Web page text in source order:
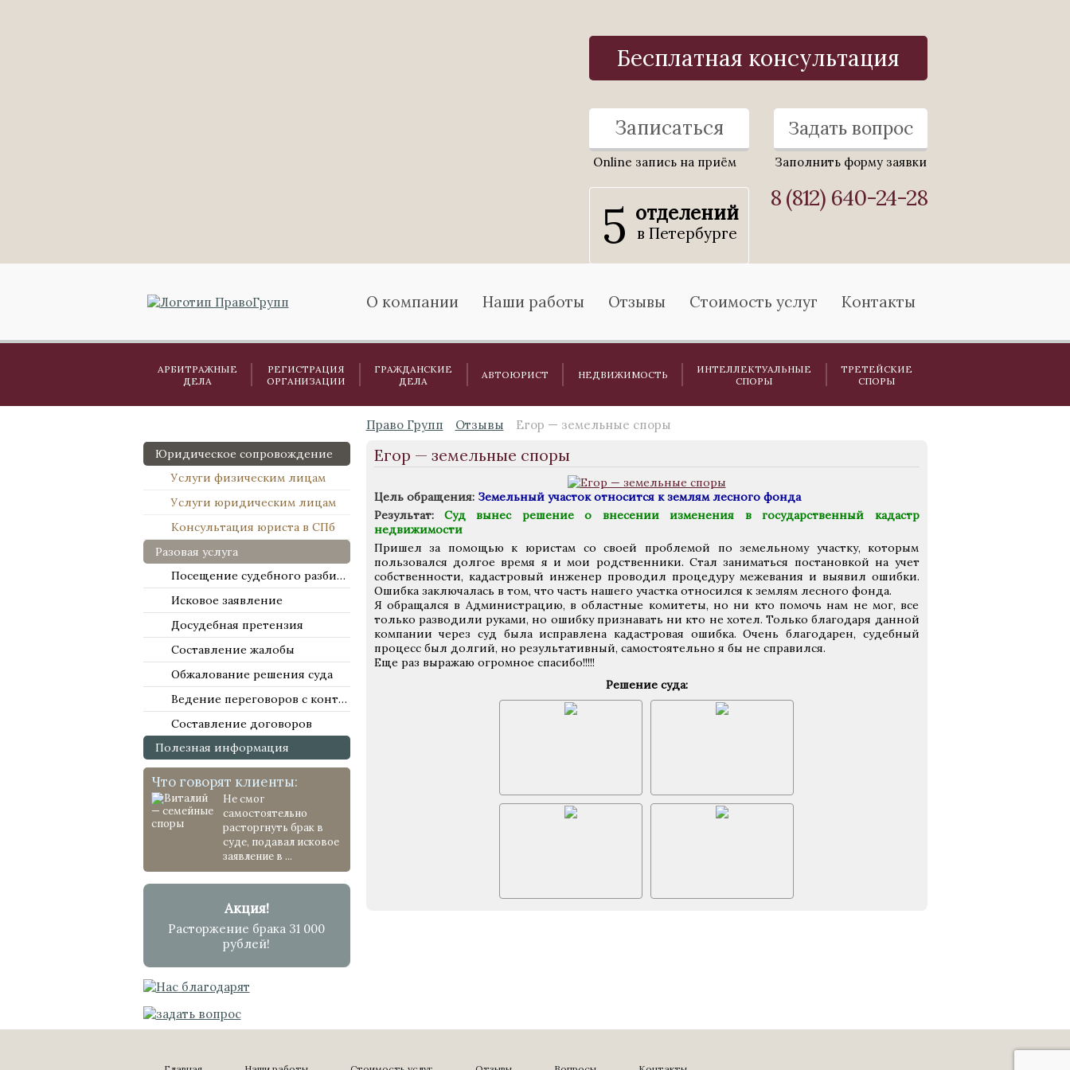
Бесплатная консультация
Записаться
Online запись на приём
Задать вопрос
Заполнить форму заявки
5 отделений
в Петербурге
8 (812) 640-24-28
О компании Наши работы Отзывы Стоимость услуг Контакты
АРБИТРАЖНЫЕ
ДЕЛА
РЕГИСТРАЦИЯ
ОРГАНИЗАЦИИ
ГРАЖДАНСКИЕ
ДЕЛА
АВТОЮРИСТ НЕДВИЖИМОСТЬ
ИНТЕЛЛЕКТУАЛЬНЫЕ
СПОРЫ
ТРЕТЕЙСКИЕ
СПОРЫ
Юридическое сопровождение
Услуги физическим лицам
Услуги юридическим лицам
Консультация юриста в СПб
Разовая услуга
Посещение судебного разбирательства
Исковое заявление
Досудебная претензия
Составление жалобы
Обжалование решения суда
Ведение переговоров с контрагентами
Составление договоров
Полезная информация
Что говорят клиенты:
Не смог
самостоятельно
расторгнуть брак в
суде, подавал исковое
заявление в ...
Акция!
Расторжение брака 31 000
рублей!
Право Групп Отзывы Егор — земельные споры
Егор — земельные споры
Цель обращения:Земельный участок относится к землям лесного фонда
Результат:Суд вынес решение о внесении изменения в государственный кадастр
недвижимости
Пришел за помощью к юристам со своей проблемой по земельному участку, которым
пользовался долгое время я и мои родственники. Стал заниматься постановкой на учет
собственности, кадастровый инженер проводил процедуру межевания и выявил ошибки.
Ошибка заключалась в том, что часть нашего участка относился к землям лесного фонда.
Я обращался в Администрацию, в областные комитеты, но ни кто помочь нам не мог, все
только разводили руками, но ошибку признавать ни кто не хотел. Только благодаря данной
компании через суд была исправлена кадастровая ошибка. Очень благодарен, судебный
процесс был долгий, но результативный, самостоятельно я бы не справился.
Еще раз выражаю огромное спасибо!!!!!
Решение суда: